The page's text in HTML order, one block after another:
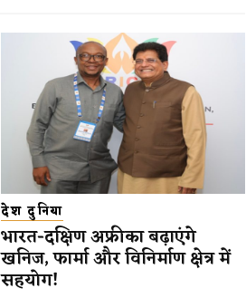
देश दुनिया
भारत-दक्षिण अफ्रीका बढ़ाएंगे
खनिज, फार्मा और विनिर्माण क्षेत्र में
सहयोग!